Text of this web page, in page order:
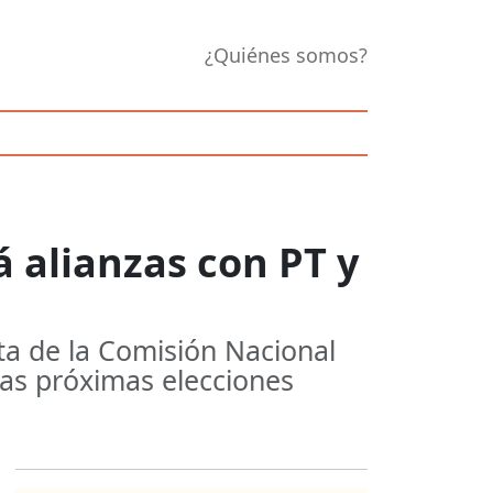
¿Quiénes somos?
con PT y
de la Comisión Nacional
próximas elecciones